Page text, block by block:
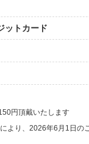
ットカード
円頂戴いたします
より、2026年6月1日の